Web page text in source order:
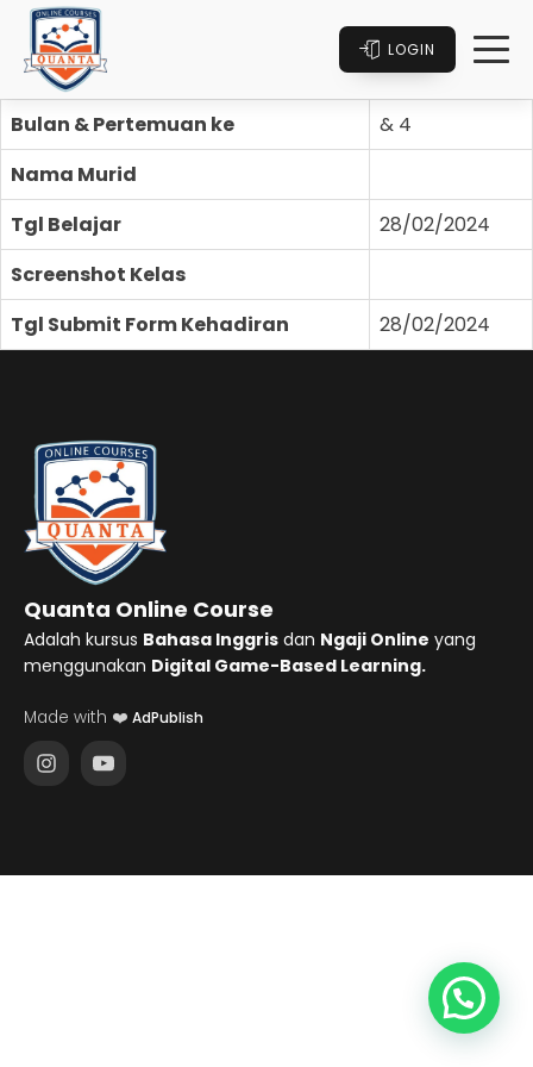
LOGIN
Bulan & Pertemuan ke
& 4
Nama Murid
Tgl Belajar
28/02/2024
Screenshot Kelas
Tgl Submit Form Kehadiran
28/02/2024
Quanta Online Course
Adalah kursus Bahasa Inggris dan Ngaji Online yang
menggunakan Digital Game-Based Learning.
Made with ❤️ AdPublish